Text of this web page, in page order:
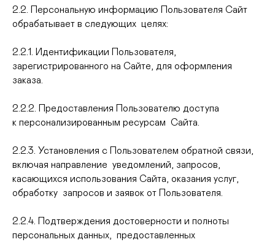
2.2. Персональную информацию Пользователя Сайт
обрабатывает в следующих целях:
2.2.1. Идентификации Пользователя,
зарегистрированного на Сайте, для оформления
заказа.
2.2.2. Предоставления Пользователю доступа
к персонализированным ресурсам Сайта.
2.2.3. Установления с Пользователем обратной связи,
включая направление уведомлений, запросов,
касающихся использования Сайта, оказания услуг,
обработку запросов и заявок от Пользователя.
2.2.4. Подтверждения достоверности и полноты
персональных данных, предоставленных